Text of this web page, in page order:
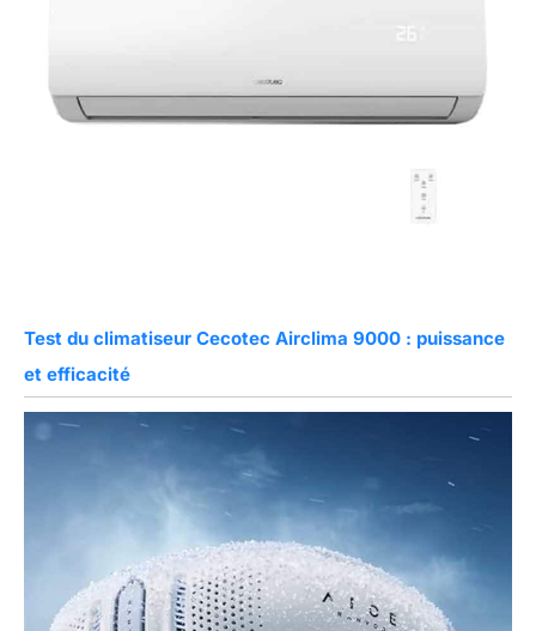
Test du climatiseur Cecotec Airclima 9000 : puissance
et efficacité